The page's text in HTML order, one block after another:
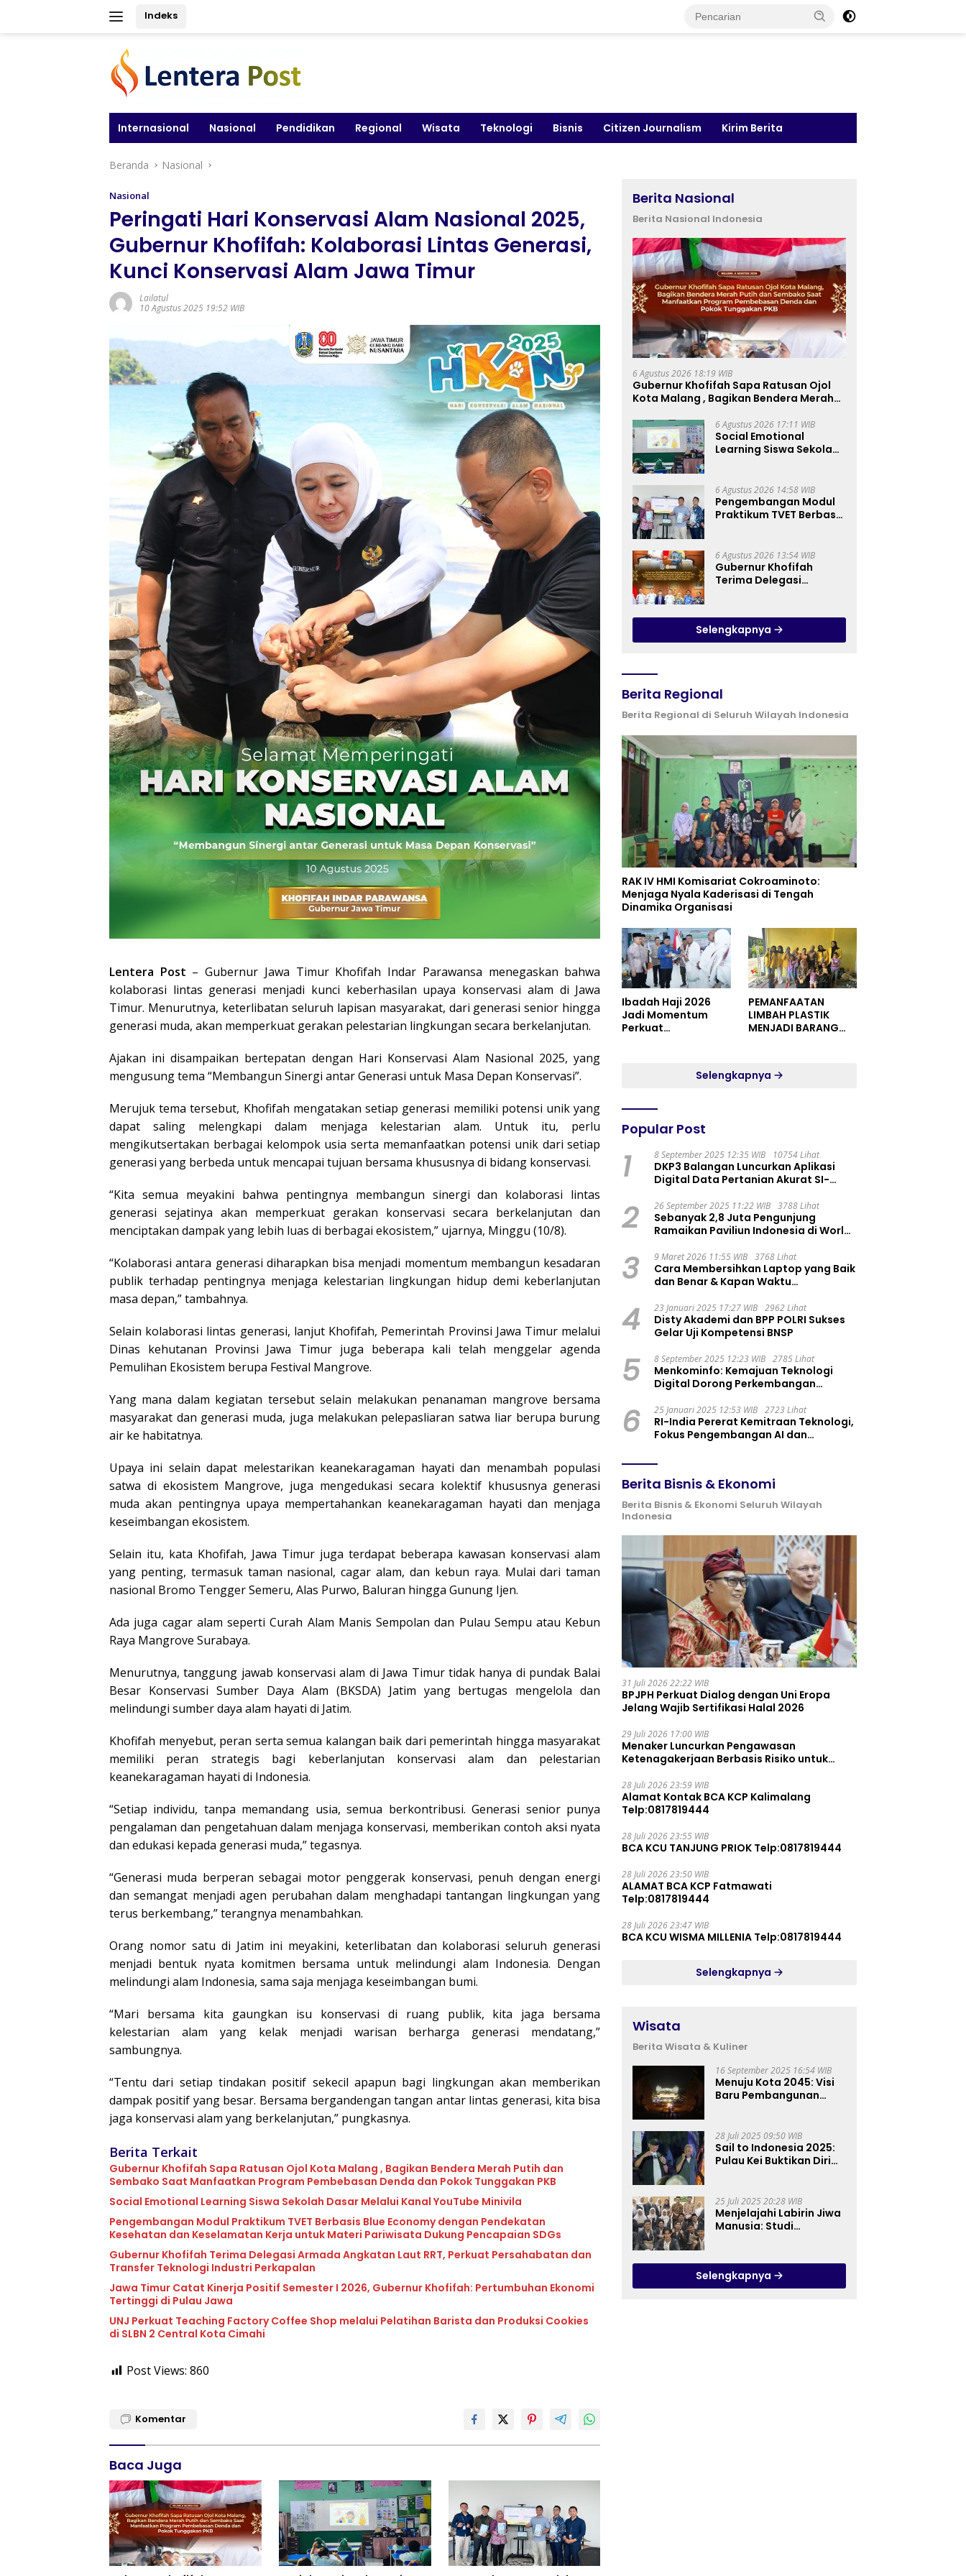
Indeks
Internasional Nasional Pendidikan Regional Wisata Teknologi Bisnis Citizen Journalism Kirim Berita
Beranda Nasional
Nasional
Peringati Hari Konservasi Alam Nasional 2025,
Gubernur Khofifah: Kolaborasi Lintas Generasi,
Kunci Konservasi Alam Jawa Timur
Lailatul
10 Agustus 2025 19:52 WIB
Lentera Post – Gubernur Jawa Timur Khofifah Indar Parawansa menegaskan bahwa
kolaborasi lintas generasi menjadi kunci keberhasilan upaya konservasi alam di Jawa
Timur. Menurutnya, keterlibatan seluruh lapisan masyarakat, dari generasi senior hingga
generasi muda, akan memperkuat gerakan pelestarian lingkungan secara berkelanjutan.
Ajakan ini disampaikan bertepatan dengan Hari Konservasi Alam Nasional 2025, yang
mengusung tema “Membangun Sinergi antar Generasi untuk Masa Depan Konservasi”.
Merujuk tema tersebut, Khofifah mengatakan setiap generasi memiliki potensi unik yang
dapat saling melengkapi dalam menjaga kelestarian alam. Untuk itu, perlu
mengikutsertakan berbagai kelompok usia serta memanfaatkan potensi unik dari setiap
generasi yang berbeda untuk mencapai tujuan bersama khususnya di bidang konservasi.
“Kita semua meyakini bahwa pentingnya membangun sinergi dan kolaborasi lintas
generasi sejatinya akan memperkuat gerakan konservasi secara berkelanjutan dan
menciptakan dampak yang lebih luas di berbagai ekosistem,” ujarnya, Minggu (10/8).
“Kolaborasi antara generasi diharapkan bisa menjadi momentum membangun kesadaran
publik terhadap pentingnya menjaga kelestarian lingkungan hidup demi keberlanjutan
masa depan,” tambahnya.
Selain kolaborasi lintas generasi, lanjut Khofifah, Pemerintah Provinsi Jawa Timur melalui
Dinas kehutanan Provinsi Jawa Timur juga beberapa kali telah menggelar agenda
Pemulihan Ekosistem berupa Festival Mangrove.
Yang mana dalam kegiatan tersebut selain melakukan penanaman mangrove bersama
masyarakat dan generasi muda, juga melakukan pelepasliaran satwa liar berupa burung
air ke habitatnya.
Upaya ini selain dapat melestarikan keanekaragaman hayati dan menambah populasi
satwa di ekosistem Mangrove, juga mengedukasi secara kolektif khususnya generasi
muda akan pentingnya upaya mempertahankan keanekaragaman hayati dan menjaga
keseimbangan ekosistem.
Selain itu, kata Khofifah, Jawa Timur juga terdapat beberapa kawasan konservasi alam
yang penting, termasuk taman nasional, cagar alam, dan kebun raya. Mulai dari taman
nasional Bromo Tengger Semeru, Alas Purwo, Baluran hingga Gunung Ijen.
Ada juga cagar alam seperti Curah Alam Manis Sempolan dan Pulau Sempu atau Kebun
Raya Mangrove Surabaya.
Menurutnya, tanggung jawab konservasi alam di Jawa Timur tidak hanya di pundak Balai
Besar Konservasi Sumber Daya Alam (BKSDA) Jatim yang bertugas mengelola dan
melindungi sumber daya alam hayati di Jatim.
Khofifah menyebut, peran serta semua kalangan baik dari pemerintah hingga masyarakat
memiliki peran strategis bagi keberlanjutan konservasi alam dan pelestarian
keanekaragaman hayati di Indonesia.
“Setiap individu, tanpa memandang usia, semua berkontribusi. Generasi senior punya
pengalaman dan pengetahuan dalam menjaga konservasi, memberikan contoh aksi nyata
dan edukasi kepada generasi muda,” tegasnya.
“Generasi muda berperan sebagai motor penggerak konservasi, penuh dengan energi
dan semangat menjadi agen perubahan dalam menghadapi tantangan lingkungan yang
terus berkembang,” terangnya menambahkan.
Orang nomor satu di Jatim ini meyakini, keterlibatan dan kolaborasi seluruh generasi
menjadi bentuk nyata komitmen bersama untuk melindungi alam Indonesia. Dengan
melindungi alam Indonesia, sama saja menjaga keseimbangan bumi.
“Mari bersama kita gaungkan isu konservasi di ruang publik, kita jaga bersama
kelestarian alam yang kelak menjadi warisan berharga generasi mendatang,”
sambungnya.
“Tentu dari setiap tindakan positif sekecil apapun bagi lingkungan akan memberikan
dampak positif yang besar. Bersama bergandengan tangan antar lintas generasi, kita bisa
jaga konservasi alam yang berkelanjutan,” pungkasnya.
Berita Terkait
Gubernur Khofifah Sapa Ratusan Ojol Kota Malang , Bagikan Bendera Merah Putih dan
Sembako Saat Manfaatkan Program Pembebasan Denda dan Pokok Tunggakan PKB
Social Emotional Learning Siswa Sekolah Dasar Melalui Kanal YouTube Minivila
Pengembangan Modul Praktikum TVET Berbasis Blue Economy dengan Pendekatan
Kesehatan dan Keselamatan Kerja untuk Materi Pariwisata Dukung Pencapaian SDGs
Gubernur Khofifah Terima Delegasi Armada Angkatan Laut RRT, Perkuat Persahabatan dan
Transfer Teknologi Industri Perkapalan
Jawa Timur Catat Kinerja Positif Semester I 2026, Gubernur Khofifah: Pertumbuhan Ekonomi
Tertinggi di Pulau Jawa
UNJ Perkuat Teaching Factory Coffee Shop melalui Pelatihan Barista dan Produksi Cookies
di SLBN 2 Central Kota Cimahi
Post Views: 860
Komentar
Baca Juga
Berita Nasional
Berita Nasional Indonesia
6 Agustus 2026 18:19 WIB
Gubernur Khofifah Sapa Ratusan Ojol
Kota Malang , Bagikan Bendera Merah
Program Pembebasan Denda dan
Pokok Tunggakan PKB
6 Agustus 2026 17:11 WIB
Social Emotional
Learning Siswa Sekolah
6 Agustus 2026 14:58 WIB
Pengembangan Modul
Praktikum TVET Berbasis
dan Keselamatan Kerja
untuk Materi Pariwisata
Dukung Pencapaian
6 Agustus 2026 13:54 WIB
Gubernur Khofifah
Terima Delegasi
Persahabatan dan
Transfer Teknologi
Industri Perkapalan
Selengkapnya
Berita Regional
Berita Regional di Seluruh Wilayah Indonesia
RAK IV HMI Komisariat Cokroaminoto:
Menjaga Nyala Kaderisasi di Tengah
Dinamika Organisasi
Ibadah Haji 2026
Jadi Momentum
Perkuat
PEMANFAATAN
LIMBAH PLASTIK
MENJADI BARANG
RESIDENCE
Selengkapnya
Popular Post
1 8 September 2025 12:35 WIB 10754 Lihat
DKP3 Balangan Luncurkan Aplikasi
Digital Data Pertanian Akurat SI-
2 26 September 2025 11:22 WIB 3788 Lihat
Sebanyak 2,8 Juta Pengunjung
Ramaikan Paviliun Indonesia di World
3 9 Maret 2026 11:55 WIB 3768 Lihat
Cara Membersihkan Laptop yang Baik
dan Benar & Kapan Waktu
4 23 Januari 2025 17:27 WIB 2962 Lihat
Disty Akademi dan BPP POLRI Sukses
Gelar Uji Kompetensi BNSP
5 8 September 2025 12:23 WIB 2785 Lihat
Menkominfo: Kemajuan Teknologi
Digital Dorong Perkembangan
6 25 Januari 2025 12:53 WIB 2723 Lihat
RI-India Pererat Kemitraan Teknologi,
Fokus Pengembangan AI dan
Berita Bisnis & Ekonomi
Berita Bisnis & Ekonomi Seluruh Wilayah
Indonesia
31 Juli 2026 22:22 WIB
BPJPH Perkuat Dialog dengan Uni Eropa
Jelang Wajib Sertifikasi Halal 2026
29 Juli 2026 17:00 WIB
Menaker Luncurkan Pengawasan
Ketenagakerjaan Berbasis Risiko untuk
28 Juli 2026 23:59 WIB
Alamat Kontak BCA KCP Kalimalang
Telp:0817819444
28 Juli 2026 23:55 WIB
BCA KCU TANJUNG PRIOK Telp:0817819444
28 Juli 2026 23:50 WIB
ALAMAT BCA KCP Fatmawati
Telp:0817819444
28 Juli 2026 23:47 WIB
BCA KCU WISMA MILLENIA Telp:0817819444
Selengkapnya
Wisata
Berita Wisata & Kuliner
16 September 2025 16:54 WIB
Menuju Kota 2045: Visi
Baru Pembangunan
28 Juli 2025 09:50 WIB
Sail to Indonesia 2025:
Pulau Kei Buktikan Diri
25 Juli 2025 20:28 WIB
Menjelajahi Labirin Jiwa
Manusia: Studi
Pandanaran di RSJ
Grhasia
Selengkapnya